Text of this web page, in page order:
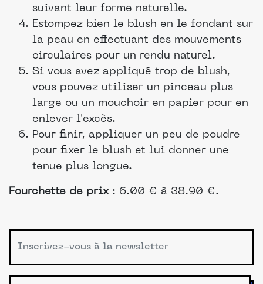
suivant leur forme naturelle.
Estompez bien le blush en le fondant sur
la peau en effectuant des mouvements
circulaires pour un rendu naturel.
Si vous avez appliqué trop de blush,
vous pouvez utiliser un pinceau plus
large ou un mouchoir en papier pour en
enlever l'excès.
Pour finir, appliquer un peu de poudre
pour fixer le blush et lui donner une
tenue plus longue.
Fourchette de prix: 6.00 € à 38.90 €.